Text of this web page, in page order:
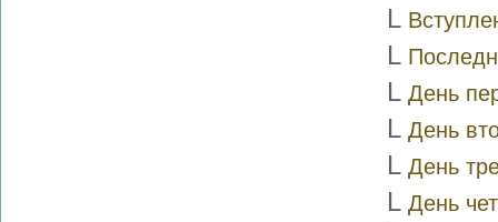
L
L
L День
L День
L День
L День